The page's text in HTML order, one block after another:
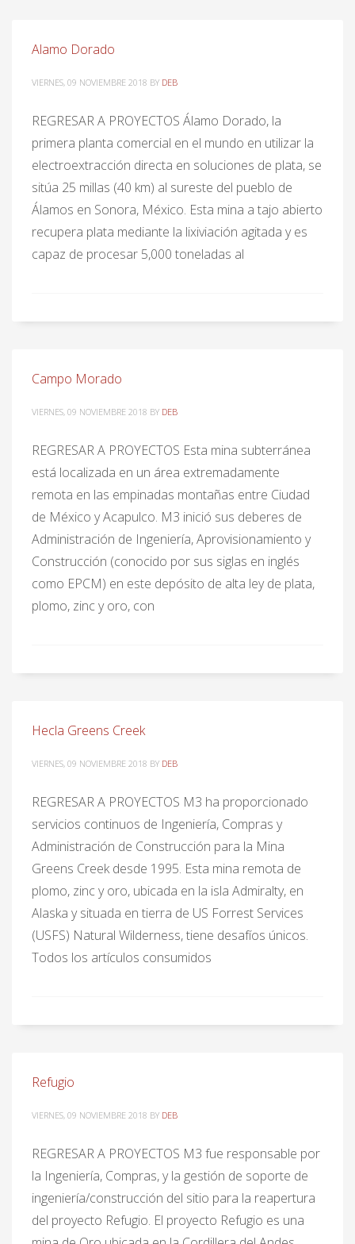
Alamo Dorado
VIERNES, 09 NOVIEMBRE 2018 BY DEB
REGRESAR A PROYECTOS Álamo Dorado, la
primera planta comercial en el mundo en utilizar la
electroextracción directa en soluciones de plata, se
sitúa 25 millas (40 km) al sureste del pueblo de
Álamos en Sonora, México. Esta mina a tajo abierto
recupera plata mediante la lixiviación agitada y es
capaz de procesar 5,000 toneladas al
Campo Morado
VIERNES, 09 NOVIEMBRE 2018 BY DEB
REGRESAR A PROYECTOS Esta mina subterránea
está localizada en un área extremadamente
remota en las empinadas montañas entre Ciudad
de México y Acapulco. M3 inició sus deberes de
Administración de Ingeniería, Aprovisionamiento y
Construcción (conocido por sus siglas en inglés
como EPCM) en este depósito de alta ley de plata,
plomo, zinc y oro, con
Hecla Greens Creek
VIERNES, 09 NOVIEMBRE 2018 BY DEB
REGRESAR A PROYECTOS M3 ha proporcionado
servicios continuos de Ingeniería, Compras y
Administración de Construcción para la Mina
Greens Creek desde 1995. Esta mina remota de
plomo, zinc y oro, ubicada en la isla Admiralty, en
Alaska y situada en tierra de US Forrest Services
(USFS) Natural Wilderness, tiene desafíos únicos.
Todos los artículos consumidos
Refugio
VIERNES, 09 NOVIEMBRE 2018 BY DEB
REGRESAR A PROYECTOS M3 fue responsable por
la Ingeniería, Compras, y la gestión de soporte de
ingeniería/construcción del sitio para la reapertura
del proyecto Refugio. El proyecto Refugio es una